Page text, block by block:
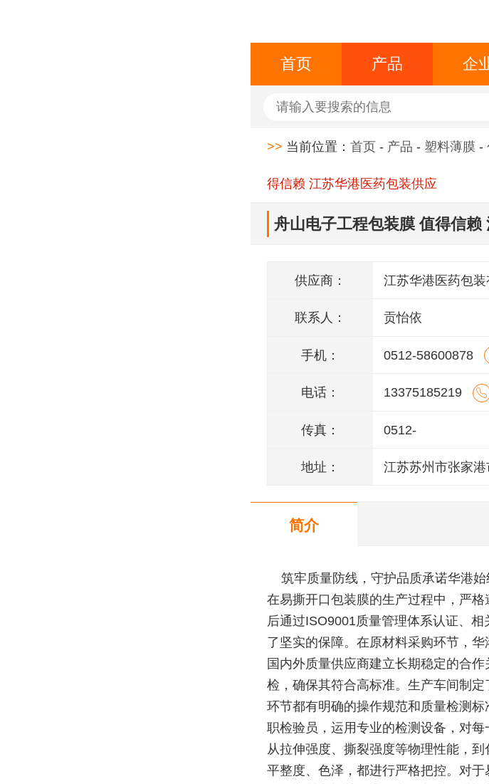
首页 产品 企
>> 当前位置： 首页 - 产品 - 塑料薄膜 -
得信赖 江苏华港医药包装供应
舟山电子工程包装膜 值得信赖
供应商： 江苏华港医药包装
联系人： 贡怡依
手机： 0512-58600878
电话： 13375185219
传真： 0512-
地址： 江苏苏州市张家
简介
筑牢质量防线，守护品质承诺华港始
在易撕开口包装膜的生产过程中，严
后通过ISO9001质量管理体系认证、
了坚实的保障。在原材料采购环节，
国内外质量供应商建立长期稳定的合
检，确保其符合高标准。生产车间制
环节都有明确的操作规范和质量检测
职检验员，运用专业的检测设备，对每
从拉伸强度、撕裂强度等物理性能，
平整度、色泽，都进行严格把控。对于